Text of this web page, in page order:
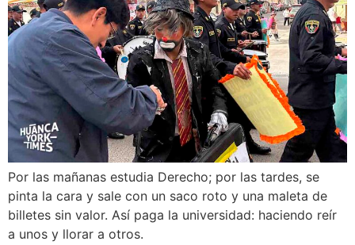
Por las mañanas estudia Derecho; por las tardes, se
pinta la cara y sale con un saco roto y una maleta de
billetes sin valor. Así paga la universidad: haciendo reír
a unos y llorar a otros.